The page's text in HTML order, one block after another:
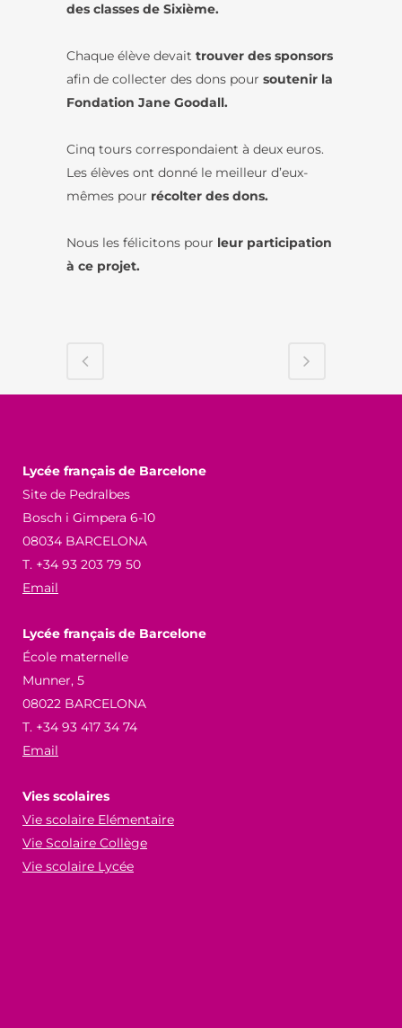
des classes de Sixième.
Chaque élève devait trouver des sponsors
afin de collecter des dons pour soutenir la
Fondation Jane Goodall.
Cinq tours correspondaient à deux euros.
Les élèves ont donné le meilleur d’eux-
mêmes pour récolter des dons.
Nous les félicitons pour leur participation
à ce projet.
Lycée français de Barcelone
Site de Pedralbes
Bosch i Gimpera 6-10
08034 BARCELONA
T. +34 93 203 79 50
Email
Lycée français de Barcelone
École maternelle
Munner, 5
08022 BARCELONA
T. +34 93 417 34 74
Email
Vies scolaires
Vie scolaire Elémentaire
Vie Scolaire Collège
Vie scolaire Lycée